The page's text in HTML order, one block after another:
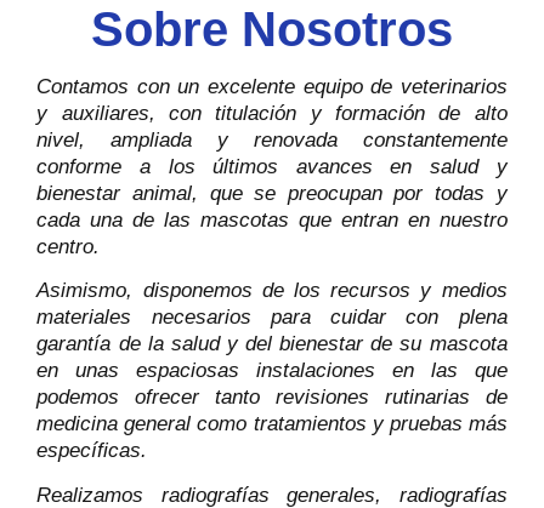
Sobre Nosotros
Contamos con un excelente equipo de veterinarios
y auxiliares, con titulación y formación de alto
nivel, ampliada y renovada constantemente
conforme a los últimos avances en salud y
bienestar animal, que se preocupan por todas y
cada una de las mascotas que entran en nuestro
centro.
Asimismo, disponemos de los recursos y medios
materiales necesarios para cuidar con plena
garantía de la salud y del bienestar de su mascota
en unas espaciosas instalaciones en las que
podemos ofrecer tanto revisiones rutinarias de
medicina general como tratamientos y pruebas más
específicas.
Realizamos radiografías generales, radiografías